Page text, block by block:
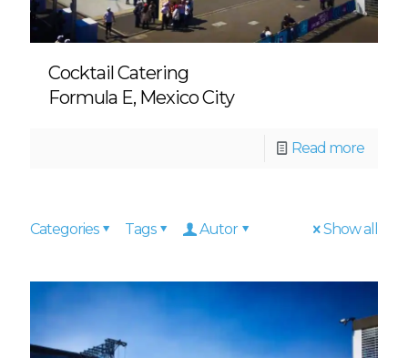
Cocktail Catering
Formula E, Mexico City
Read more
Categories Tags Autor Show all